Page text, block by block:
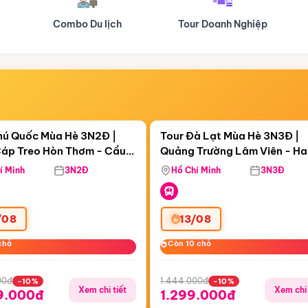
Tour Doanh Nghiệp Du lịch Hành Hương
03:29:17
Treo Hòn Thơm
Quốc Mùa Hè 3N2Đ |
Treo Hòn Thơm - Cầu
Viên Nước Aquatopia
Minh 3N2Đ
-10%
Xem chi tiết
Còn05 ngày 03:29:17
Tour Đà Lạt Mùa Hè 3N3Đ |
Quảng Trường Lâm Viên -
Hill - Puppy Farm
Hồ Chí Minh 3N3Đ
13/08
Còn 10 chỗ
Còn 10 chỗ
1.444.000đ -10%
1.299.000đ Xem